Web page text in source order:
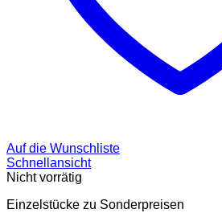
Auf die Wunschliste
Schnellansicht
Nicht vorrätig
Einzelstücke zu Sonderpreisen